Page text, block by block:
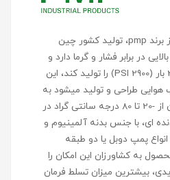
پمپ فرمان تراکتور MF399 از برند pmp، تولید کشور چین
در برابر فشار و گرما دارد و
میتواند فشاری در حدود 200 بار (PSI 2900) را تولید کند، این
هوایی طراحی و تولید میشود به
نحوی که بازه دمایی کاری آن از -20 تا 80 درجه سانتی گراد در
ای، با جنس بدنه آلمینیوم و
پمپ دوبل یا دو طبقه
به کشاورزان این امکان را
بیشترین میزان تسلط فرمان